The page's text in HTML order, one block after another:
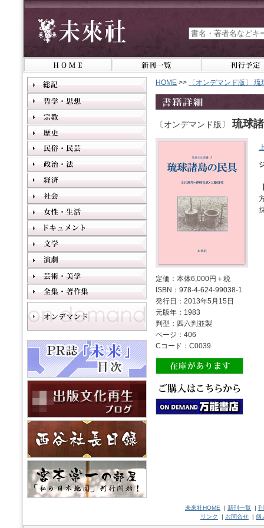
HOME >> 〔オンデマンド版〕
〔オンデマンド版〕 琉球
定価：本体6,000円＋税
ISBN：978-4-624-99038-1
発行日：2013年5月15日
元版年：1983
判型：四六判並製
ページ：406
Cコード：C0039
未來社HOME | 新刊一覧 |
リンク
| お問合せ | 個